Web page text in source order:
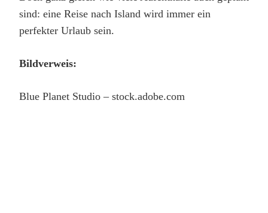
sind: eine Reise nach Island wird immer ein
perfekter Urlaub sein.
Bildverweis:
Blue Planet Studio – stock.adobe.com